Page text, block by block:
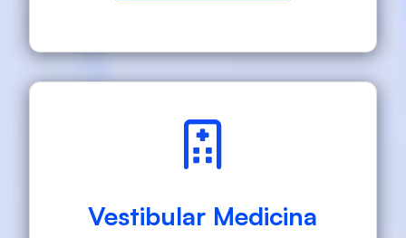
Vestibular Medicina